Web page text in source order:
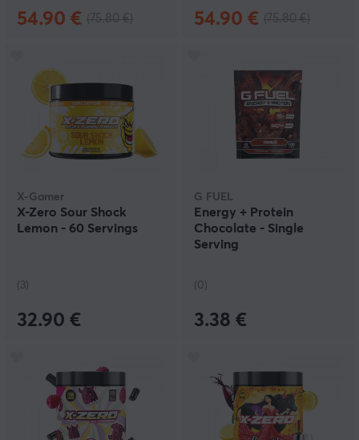
54.90 € 54.90 €
X-Gamer
X-Zero Sour Shock
Lemon - 60 Servings
(3)
32.90 €
G FUEL
Energy + Protein
Chocolate - Single
Serving
(0)
3.38 €